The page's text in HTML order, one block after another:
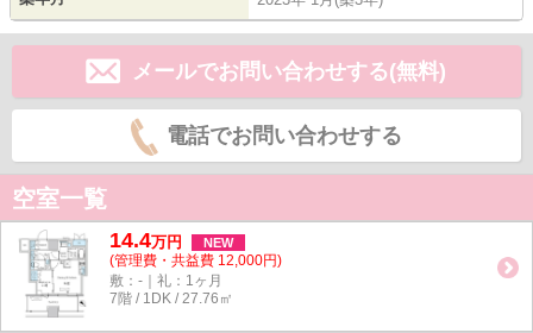
メールでお問い合わせする(無料)
電話でお問い合わせする
空室一覧
14.4万円 NEW
(管理費・共益費 12,000円)
敷：-｜礼：1ヶ月
7階 / 1DK / 27.76㎡